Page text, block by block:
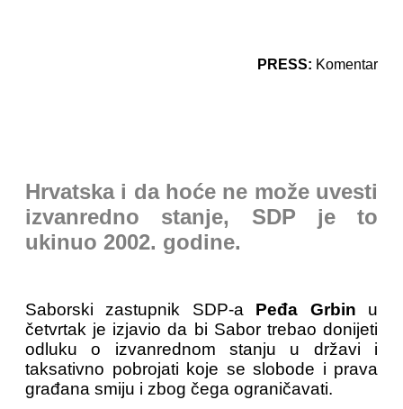
PRESS: Komentar
Hrvatska i da hoće ne može uvesti
izvanredno stanje, SDP je to
ukinuo 2002. godine.
Saborski zastupnik SDP-a Peđa Grbin u
četvrtak je izjavio da bi Sabor trebao donijeti
odluku o izvanrednom stanju u državi i
taksativno pobrojati koje se slobode i prava
građana smiju i zbog čega ograničavati.